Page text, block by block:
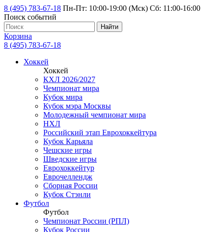
8 (495) 783-67-18 Пн-Пт: 10:00-19:00 (Мск) Сб: 11:00-16:00
Поиск событий
Найти
Корзина
8 (495) 783-67-18
Хоккей
Хоккей
КХЛ 2026/2027
Чемпионат мира
Кубок мира
Кубок мэра Москвы
Молодежный чемпионат мира
НХЛ
Российский этап Еврохоккейтура
Кубок Карьяла
Чешские игры
Шведские игры
Еврохоккейтур
Еврочеллендж
Сборная России
Кубок Стэнли
Футбол
Футбол
Чемпионат России (РПЛ)
Кубок России